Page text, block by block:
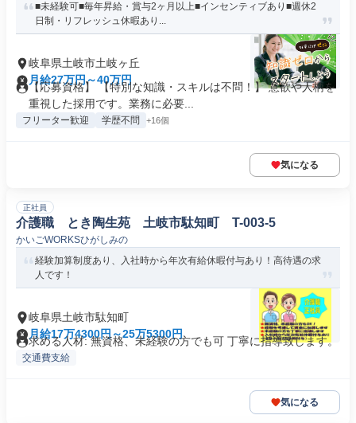
■未経験可■毎年昇給・賞与2ヶ月以上■インセンティブあり■週休2
日制・リフレッシュ休暇あり...
岐阜県土岐市土岐ヶ丘
月給27万円～40万円
【応募資格】 【特別な知識・スキルは不問！】 意欲や人柄を
重視した採用です。業務に必要...
フリーター歓迎 学歴不問 +16個
気になる
正社員
介護職 とき陶生苑 土岐市駄知町 T-003-5
かいごWORKSひがしみの
経験加算制度あり、入社時から年次有給休暇付与あり！高待遇の求
人です！
岐阜県土岐市駄知町
月給17万4300円～25万5300円
求める人材: 無資格、未経験の方でも可 丁寧に指導致します。
交通費支給
気になる